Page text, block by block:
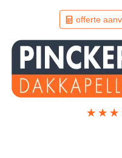
offerte